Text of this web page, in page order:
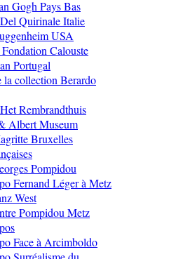
Gogh Pays Bas
Quirinale Italie
USA
Calouste
Portugal
la collection Berardo
Rembrandthuis
Albert Museum
Bruxelles
Pompidou
Fernand Léger à Metz
West
Pompidou Metz
Face à Arcimboldo